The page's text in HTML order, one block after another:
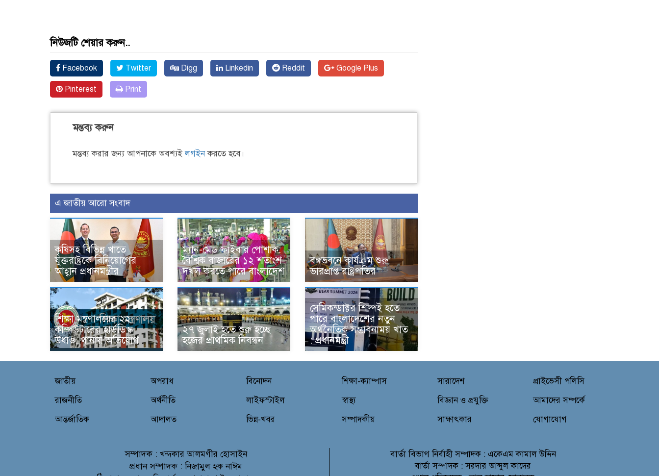
নিউজটি শেয়ার করুন..
Facebook Twitter Digg Linkedin Reddit Google Plus
Pinterest Print
মন্তব্য করুন
মন্তব্য করার জন্য আপনাকে অবশ্যইলগইনকরতে হবে।
এ জাতীয় আরো সংবাদ
কৃষিসহ বিভিন্ন খাতে
যুক্তরাষ্ট্রকে বিনিয়োগের
আহ্বান প্রধানমন্ত্রীর
ম্যান-মেড ফাইবার পোশাক:
বৈশ্বিক বাজারের ১২ শতাংশ
দখল করতে পারে বাংলাদেশ
বঙ্গভবনে কার্যক্রম শুরু
ভারপ্রাপ্ত রাষ্ট্রপতির
শিক্ষা মন্ত্রণালয়ের ২২
কম্পিউটারের হার্ডডিস্ক
উধাও, থানায় অভিযোগ
২৭ জুলাই হতে শুরু হচ্ছে
হজের প্রাথমিক নিবন্ধন
সেমিকন্ডাক্টর শিল্পই হতে
পারে বাংলাদেশের নতুন
অর্থনৈতিক সম্ভাবনাময় খাত
: প্রধানমন্ত্রী
জাতীয়
রাজনীতি
আন্তর্জাতিক
অপরাধ
অর্থনীতি
আদালত
বিনোদন
লাইফস্টাইল
ভিন্ন-খবর
শিক্ষা-ক্যাম্পাস
স্বাস্থ্য
সম্পাদকীয়
সারাদেশ
বিজ্ঞান ও প্রযুক্তি
সাক্ষাৎকার
প্রাইভেসী পলিসি
আমাদের সম্পর্কে
যোগাযোগ
সম্পাদক : খন্দকার আলমগীর হোসাইন
প্রধান সম্পাদক : নিজামুল হক নাঈম
বার্তা বিভাগনির্বাহী সম্পাদক : একেএম কামাল উদ্দিন
বার্তা সম্পাদক : সরদার আব্দুল কাদের